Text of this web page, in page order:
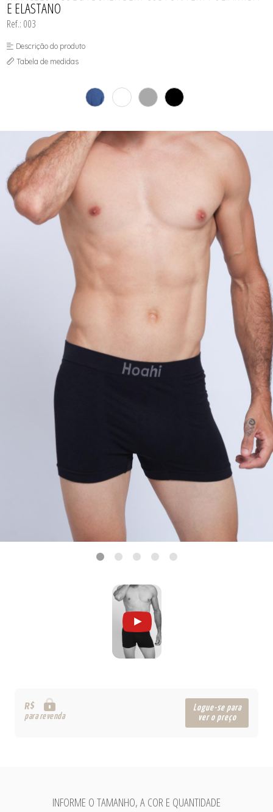
E ELASTANO
Ref.: 003
Descrição do produto
Tabela de medidas
R$
para revenda
Logue-se para
ver o preço
INFORME O TAMANHO, A COR E QUANTIDADE